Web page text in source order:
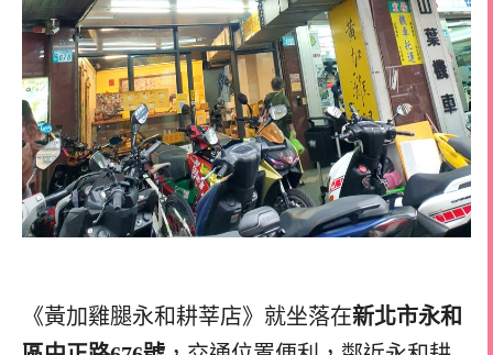
《黃加雞腿永和耕莘店》就坐落在新北市永和